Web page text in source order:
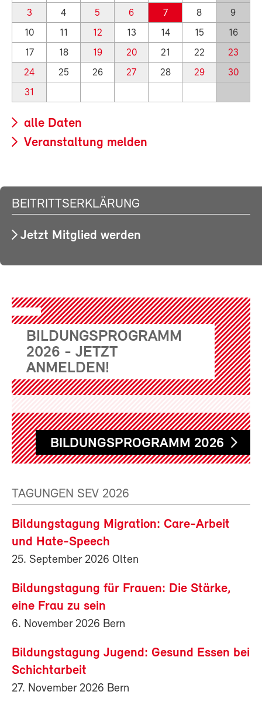
3 4 5 6 7 8
9
10
11 12 13 14 15
16
17
18 19 20 21 22
23
24
25 26 27 28 29
30
31
alle Daten
Veranstaltung melden
BEITRITTSERKLÄRUNG
Jetzt Mitglied werden
BILDUNGSPROGRAMM
2026 - JETZT
ANMELDEN!
BILDUNGSPROGRAMM 2026
TAGUNGEN SEV 2026
Bildungstagung Migration: Care-Arbeit
und Hate-Speech
25. September 2026 Olten
Bildungstagung für Frauen: Die Stärke,
eine Frau zu sein
6. November 2026 Bern
Bildungstagung Jugend: Gesund Essen bei
Schichtarbeit
27. November 2026 Bern